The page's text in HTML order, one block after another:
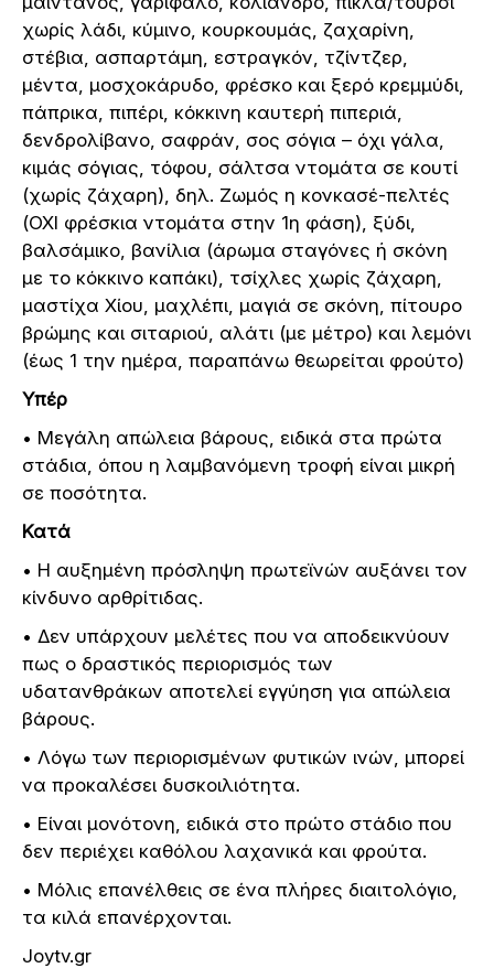
χωρίς λάδι, κύμινο, κουρκουμάς, ζαχαρίνη,
στέβια, ασπαρτάμη, εστραγκόν, τζίντζερ,
μέντα, μοσχοκάρυδο, φρέσκο και ξερό κρεμμύδι,
πάπρικα, πιπέρι, κόκκινη καυτερή πιπεριά,
δενδρολίβανο, σαφράν, σος σόγια – όχι γάλα,
κιμάς σόγιας, τόφου, σάλτσα ντομάτα σε κουτί
(χωρίς ζάχαρη), δηλ. Ζωμός η κονκασέ-πελτές
(ΟΧΙ φρέσκια ντομάτα στην 1η φάση), ξύδι,
βαλσάμικο, βανίλια (άρωμα σταγόνες ή σκόνη
με το κόκκινο καπάκι), τσίχλες χωρίς ζάχαρη,
μαστίχα Χίου, μαχλέπι, μαγιά σε σκόνη, πίτουρο
βρώμης και σιταριού, αλάτι (με μέτρο) και λεμόνι
(έως 1 την ημέρα, παραπάνω θεωρείται φρούτο)
Υπέρ
• Μεγάλη απώλεια βάρους, ειδικά στα πρώτα
στάδια, όπου η λαμβανόμενη τροφή είναι μικρή
σε ποσότητα.
Κατά
• Η αυξημένη πρόσληψη πρωτεϊνών αυξάνει τον
κίνδυνο αρθρίτιδας.
• Δεν υπάρχουν μελέτες που να αποδεικνύουν
πως ο δραστικός περιορισμός των
υδατανθράκων αποτελεί εγγύηση για απώλεια
βάρους.
• Λόγω των περιορισμένων φυτικών ινών, μπορεί
να προκαλέσει δυσκοιλιότητα.
• Είναι μονότονη, ειδικά στο πρώτο στάδιο που
δεν περιέχει καθόλου λαχανικά και φρούτα.
• Μόλις επανέλθεις σε ένα πλήρες διαιτολόγιο,
τα κιλά επανέρχονται.
Joytv.gr